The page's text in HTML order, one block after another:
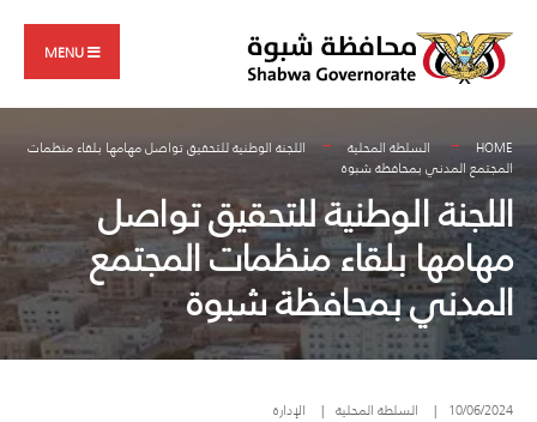
content
MENU
HOME السلطة المحلية
اللجنة الوطنية للتحقيق تواصل مهامها بلقاء منظمات
المجتمع المدني بمحافظة شبوة
اللجنة الوطنية للتحقيق تواصل
مهامها بلقاء منظمات المجتمع
المدني بمحافظة شبوة
10/06/2024
| السلطة المحلية | الإدارة
for: